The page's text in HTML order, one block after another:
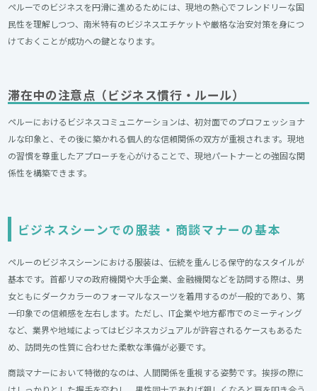
ペルーでのビジネスを円滑に進めるためには、現地の熱心でフレンドリーな国
民性を理解しつつ、南米特有のビジネスエチケットや厳格な治安対策を身につ
けておくことが成功への鍵となります。
滞在中の注意点（ビジネス慣行・ルール）
ペルーにおけるビジネスコミュニケーションは、初対面でのプロフェッショナ
ルな印象と、その後に築かれる個人的な信頼関係の双方が重視されます。現地
の習慣を尊重したアプローチを心がけることで、現地パートナーとの強固な関
係性を構築できます。
ビジネスシーンでの服装・商談マナーの基本
ペルーのビジネスシーンにおける服装は、伝統を重んじる保守的なスタイルが
基本です。首都リマの政府機関や大手企業、金融機関などを訪問する際は、男
女ともにダークカラーのフォーマルなスーツを着用するのが一般的であり、第
一印象での信頼感を左右します。ただし、IT企業や地方都市でのミーティング
など、業界や地域によってはビジネスカジュアルが許容されるケースもあるた
め、訪問先の性質に合わせた柔軟な準備が必要です。
商談マナーにおいて特徴的なのは、人間関係を重視する姿勢です。挨拶の際に